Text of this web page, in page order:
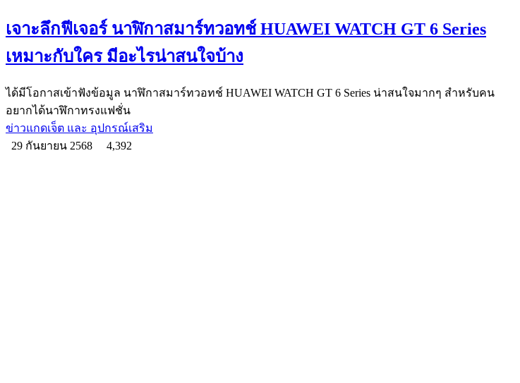
เจาะลึกฟีเจอร์ นาฬิกาสมาร์ทวอทช์ HUAWEI WATCH GT 6 Series
เหมาะกับใคร มีอะไรน่าสนใจบ้าง
ได้มีโอกาสเข้าฟังข้อมูล นาฬิกาสมาร์ทวอทช์ HUAWEI WATCH GT 6 Series น่าสนใจมากๆ สำหรับคน
อยากได้นาฬิกาทรงแฟชั่น
ข่าวแกดเจ็ต และ อุปกรณ์เสริม
29 กันยายน 2568
4,392